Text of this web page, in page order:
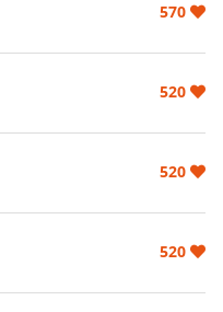
570
520
520
520